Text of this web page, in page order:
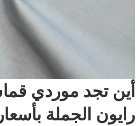
أين تجد موردي
رايون الجملة